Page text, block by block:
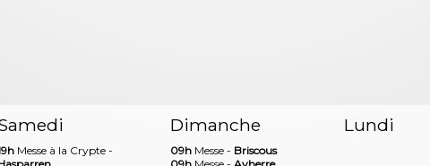
Messe à la Crypte -
Dimanche
09h Messe - Briscous
Lundi